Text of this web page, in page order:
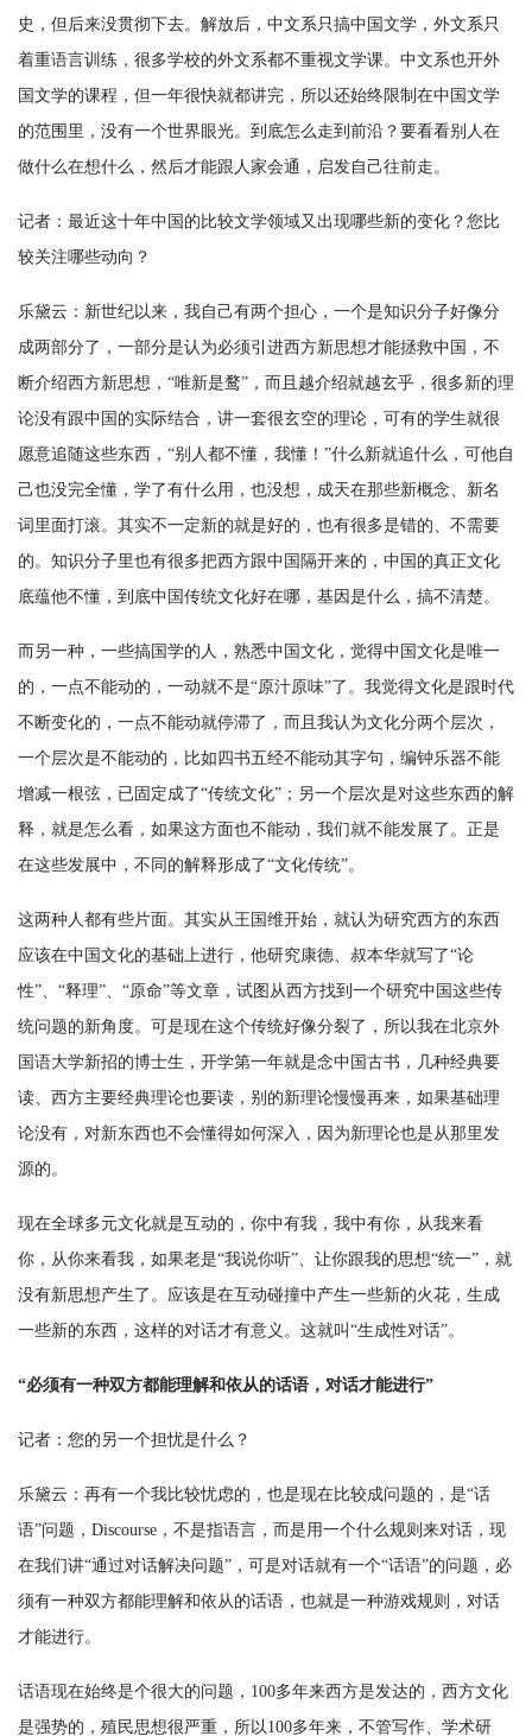
史，但后来没贯彻下去。解放后，中文系只搞中国文学，外文系只
着重语言训练，很多学校的外文系都不重视文学课。中文系也开外
国文学的课程，但一年很快就都讲完，所以还始终限制在中国文学
的范围里，没有一个世界眼光。到底怎么走到前沿？要看看别人在
做什么在想什么，然后才能跟人家会通，启发自己往前走。
记者：最近这十年中国的比较文学领域又出现哪些新的变化？您比
较关注哪些动向？
乐黛云：新世纪以来，我自己有两个担心，一个是知识分子好像分
成两部分了，一部分是认为必须引进西方新思想才能拯救中国，不
断介绍西方新思想，“唯新是鹜”，而且越介绍就越玄乎，很多新的理
论没有跟中国的实际结合，讲一套很玄空的理论，可有的学生就很
愿意追随这些东西，“别人都不懂，我懂！”什么新就追什么，可他自
己也没完全懂，学了有什么用，也没想，成天在那些新概念、新名
词里面打滚。其实不一定新的就是好的，也有很多是错的、不需要
的。知识分子里也有很多把西方跟中国隔开来的，中国的真正文化
底蕴他不懂，到底中国传统文化好在哪，基因是什么，搞不清楚。
而另一种，一些搞国学的人，熟悉中国文化，觉得中国文化是唯一
的，一点不能动的，一动就不是“原汁原味”了。我觉得文化是跟时代
不断变化的，一点不能动就停滞了，而且我认为文化分两个层次，
一个层次是不能动的，比如四书五经不能动其字句，编钟乐器不能
增减一根弦，已固定成了“传统文化”；另一个层次是对这些东西的解
释，就是怎么看，如果这方面也不能动，我们就不能发展了。正是
在这些发展中，不同的解释形成了“文化传统”。
这两种人都有些片面。其实从王国维开始，就认为研究西方的东西
应该在中国文化的基础上进行，他研究康德、叔本华就写了“论
性”、“释理”、“原命”等文章，试图从西方找到一个研究中国这些传
统问题的新角度。可是现在这个传统好像分裂了，所以我在北京外
国语大学新招的博士生，开学第一年就是念中国古书，几种经典要
读、西方主要经典理论也要读，别的新理论慢慢再来，如果基础理
论没有，对新东西也不会懂得如何深入，因为新理论也是从那里发
源的。
现在全球多元文化就是互动的，你中有我，我中有你，从我来看
你，从你来看我，如果老是“我说你听”、让你跟我的思想“统一”，就
没有新思想产生了。应该是在互动碰撞中产生一些新的火花，生成
一些新的东西，这样的对话才有意义。这就叫“生成性对话”。
“必须有一种双方都能理解和依从的话语，对话才能进行”
记者：您的另一个担忧是什么？
乐黛云：再有一个我比较忧虑的，也是现在比较成问题的，是“话
语”问题，Discourse，不是指语言，而是用一个什么规则来对话，现
在我们讲“通过对话解决问题”，可是对话就有一个“话语”的问题，必
须有一种双方都能理解和依从的话语，也就是一种游戏规则，对话
才能进行。
话语现在始终是个很大的问题，100多年来西方是发达的，西方文化
是强势的，殖民思想很严重，所以100多年来，不管写作、学术研